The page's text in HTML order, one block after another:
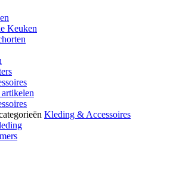
Keuken
Kleding & Accessoires